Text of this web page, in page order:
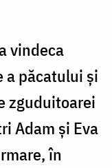
vindeca
a păcatului și
zguduitoarei
Adam și Eva
în